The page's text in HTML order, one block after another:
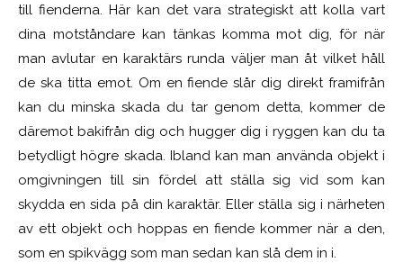
till fienderna. Här kan det vara strategiskt att kolla vart
dina motståndare kan tänkas komma mot dig, för när
man avlutar en karaktärs runda väljer man åt vilket håll
de ska titta emot. Om en fiende slår dig direkt framifrån
kan du minska skada du tar genom detta, kommer de
däremot bakifrån dig och hugger dig i ryggen kan du ta
betydligt högre skada. Ibland kan man använda objekt i
omgivningen till sin fördel att ställa sig vid som kan
skydda en sida på din karaktär. Eller ställa sig i närheten
av ett objekt och hoppas en fiende kommer när a den,
som en spikvägg som man sedan kan slå dem in i.